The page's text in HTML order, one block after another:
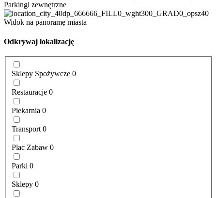
Parkingi zewnętrzne
Widok na panoramę miasta
Odkrywaj lokalizację
Sklepy Spożywcze 0
Restauracje 0
Piekarnia 0
Transport 0
Plac Zabaw 0
Parki 0
Sklepy 0